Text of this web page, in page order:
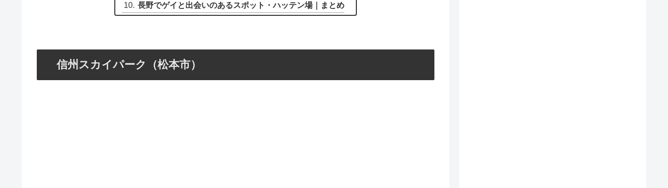
長野でゲイと出会いのあるスポット・ハッテン場｜まとめ
信州スカイパーク（松本市）